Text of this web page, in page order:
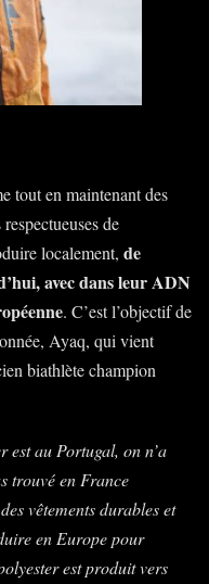
tout en maintenant des
de
localement, de
avec dans leur ADN
. C’est l’objectif de
Ayaq, qui vient
biathlète champion
est au Portugal, on n’a
trouvé en France
vêtements durables et
en Europe pour
est produit vers